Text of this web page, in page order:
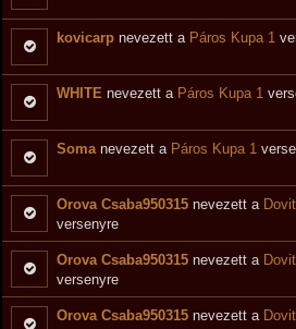
kovicarp nevezett a Páros Kupa 1
WHITE nevezett a Páros Kupa 1
Somanevezett a Páros Kupa 1
Orova Csaba950315 nevezett a
versenyre
Orova Csaba950315 nevezett a
versenyre
Orova Csaba950315 nevezett a